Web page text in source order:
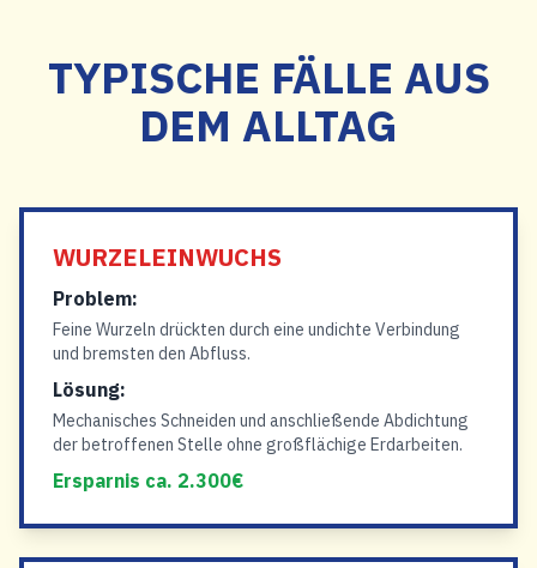
TYPISCHE FÄLLE AUS
DEM ALLTAG
WURZELEINWUCHS
Problem:
Feine Wurzeln drückten durch eine undichte Verbindung
und bremsten den Abfluss.
Lösung:
Mechanisches Schneiden und anschließende Abdichtung
der betroffenen Stelle ohne großflächige Erdarbeiten.
Ersparnis ca. 2.300€